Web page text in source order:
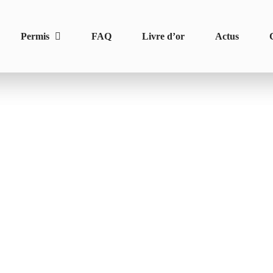
Permis FAQ Livre d’or Actus